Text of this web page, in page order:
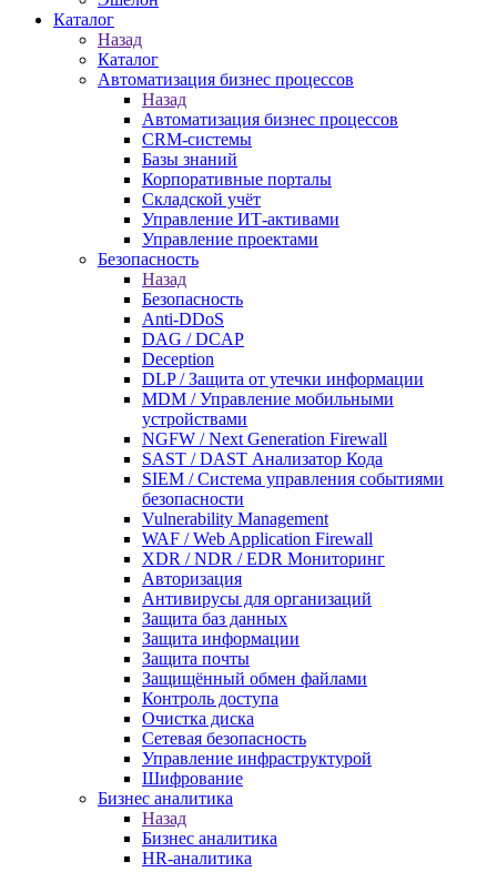
Каталог
Назад
Каталог
Автоматизация бизнес процессов
Назад
Автоматизация бизнес процессов
CRM-системы
Базы знаний
Корпоративные порталы
Складской учёт
Управление ИТ-активами
Управление проектами
Безопасность
Назад
Безопасность
Anti-DDoS
DAG / DCAP
Deception
DLP / Защита от утечки информации
MDM / Управление мобильными
устройствами
NGFW / Next Generation Firewall
SAST / DAST Анализатор Кода
SIEM / Система управления событиями
безопасности
Vulnerability Management
WAF / Web Application Firewall
XDR / NDR / EDR Мониторинг
Авторизация
Антивирусы для организаций
Защита баз данных
Защита информации
Защита почты
Защищённый обмен файлами
Контроль доступа
Очистка диска
Сетевая безопасность
Управление инфраструктурой
Шифрование
Бизнес аналитика
Назад
Бизнес аналитика
HR-аналитика